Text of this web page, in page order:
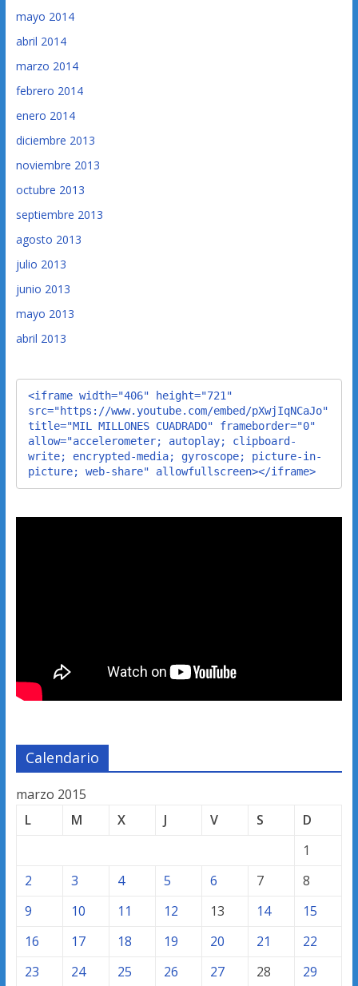
mayo 2014
abril 2014
marzo 2014
febrero 2014
enero 2014
diciembre 2013
noviembre 2013
octubre 2013
septiembre 2013
agosto 2013
julio 2013
junio 2013
mayo 2013
abril 2013
<iframe width="406" height="721"
src="https://www.youtube.com/embed/pXwjIqNCaJo"
title="MIL MILLONES CUADRADO" frameborder="0"
allow="accelerometer; autoplay; clipboard-
write; encrypted-media; gyroscope; picture-in-
picture; web-share" allowfullscreen></iframe>
Calendario
marzo 2015
L
M X J V S
D
1
2
3 4 5 6 7
8
9
10 11 12 13 14
15
16
17 18 19 20 21
22
23
24 25 26 27 28 29